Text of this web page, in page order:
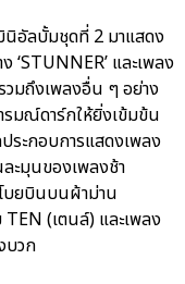
นิอัลบั้มชุดที่ 2 มาแสดง
‘STUNNER’ และเพลง
วมถึงเพลงอื่น ๆ อย่าง
รมณ์ดาร์กให้ยิ่งเข้มข้น
ระกอบการแสดงเพลง
ะมุนของเพลงช้า
บยบินบนผ้าม่าน
(เตนล์) และเพลง
บวก